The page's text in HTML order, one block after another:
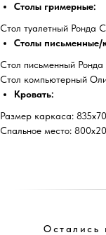
Столы гримерные:
Стол туалетный Ронда
Столы письменные/
Стол письменный
Стол компьютерный
Кровать:
Размер каркаса:
Спальное место:
Остались